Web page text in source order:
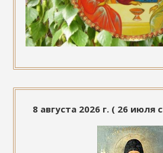
8 августа 2026 г. ( 26 июля